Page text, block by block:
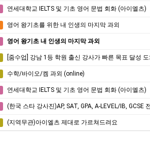
연세대학교 IELTS 및 기초 영어 문법 회화 (아이엘츠)
영어 왕기초를 위한 내 인생의 마지막 과외
영어 왕기초 내 인생의 마지막 과외
[줌수업] 강남 1등 학원 출신 강사가 빠른 목표 달성 도와드립니다. (단
수학/바이오/켐 과외 (online)
연세대학교 IELTS 및 기초 영어 문법 회화 (아이엘츠)
(한국 스타 강사진)AP, SAT, GPA, A-LEVEL/IB, GCSE 전 교과 비
(지역무관)아이엘츠 제대로 가르쳐드려요